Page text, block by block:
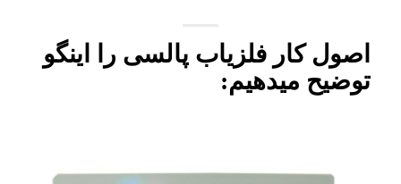
اصول کار فلزیاب پالسی را اینگو
توضیح میدهیم: